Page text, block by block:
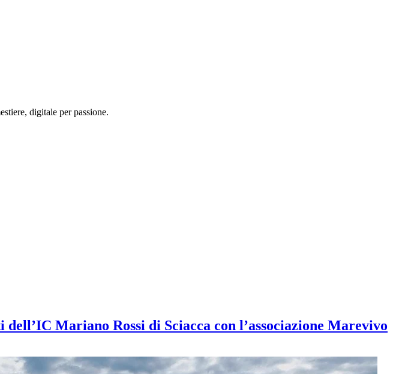
digitale per passione.
Mariano Rossi di Sciacca con l’associazione Marevivo